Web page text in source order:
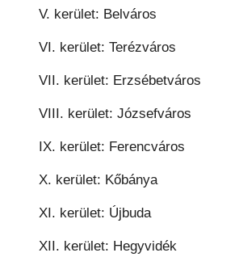
V. kerület: Belváros
VI. kerület: Terézváros
VII. kerület: Erzsébetváros
VIII. kerület: Józsefváros
IX. kerület: Ferencváros
X. kerület: Kőbánya
XI. kerület: Újbuda
XII. kerület: Hegyvidék